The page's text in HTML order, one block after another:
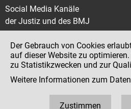
Social Media Kanäle
der Justiz und des BMJ
Impressum
Datenschutz
Der Gebrauch von Cookies
auf dieser Website zu
zu Statistikzwecken und zur
Weitere Informationen zum
Zustimmen